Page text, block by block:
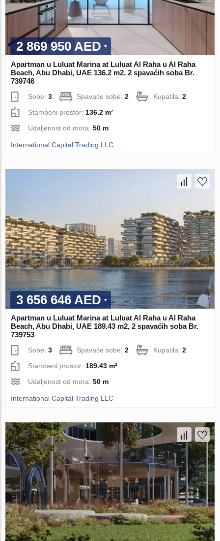
2 869 950 AED
Apartman u Luluat Marina at Luluat Al Raha u Al Raha
Beach, Abu Dhabi, UAE 136.2 m2, 2 spavaćih soba Br.
739746
Sobe:3 Spavaće sobe:2 Kupatila:2
Stambeni prostor: 136.2 m²
Udaljenost od mora:50 m
International Capital Trading LLC
3 656 646 AED
Apartman u Luluat Marina at Luluat Al Raha u Al Raha
Beach, Abu Dhabi, UAE 189.43 m2, 2 spavaćih soba Br.
739753
Sobe:3 Spavaće sobe:2 Kupatila:2
Stambeni prostor: 189.43 m²
Udaljenost od mora:50 m
International Capital Trading LLC